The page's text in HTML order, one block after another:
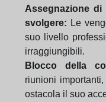
Assegnazione
svolgere: Le
suo livello
irraggiungibili.
Blocco della
riunioni
ostacola il suo